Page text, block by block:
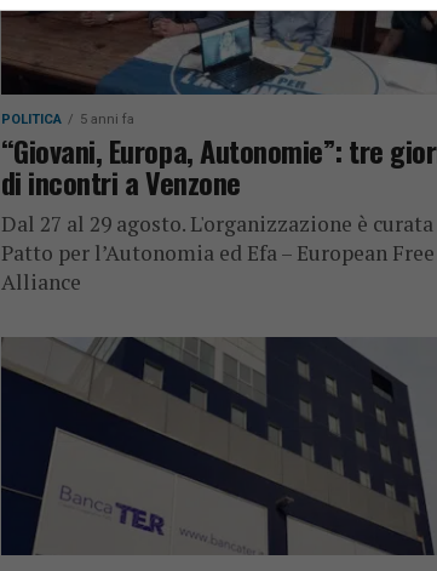
POLITICA 5 anni fa
“Giovani, Europa, Autonomie”: tre
di incontri a Venzone
Dal 27 al 29 agosto. L'organizzazione è curata
Patto per l’Autonomia ed Efa – European Free
Alliance